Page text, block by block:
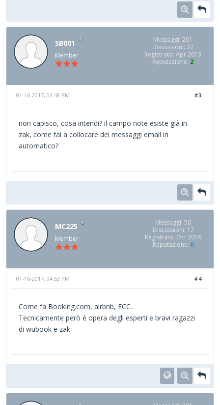
SB001
Member
Messaggi: 201
Discussioni: 22
Registrato: Apr 2013
Reputazione: 2
#3
01-16-2017, 04:48 PM
non capisco, cosa intendi? il campo note esiste già in
zak, come fai a collocare dei messaggi email in
automatico?
MC225
Member
Messaggi: 56
Discussioni: 17
Registrato: Oct 2016
Reputazione: 0
#4
01-16-2017, 04:53 PM
Come fa Booking.com, airbnb, ECC.
Tecnicamente però è opera degli esperti e bravi ragazzi
di wubook e zak